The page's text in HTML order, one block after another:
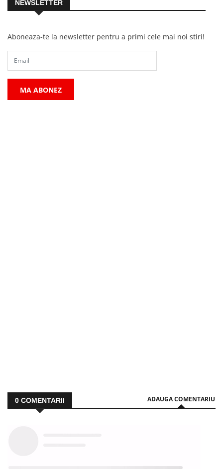
NEWSLETTER
Aboneaza-te la newsletter pentru a primi cele mai noi stiri!
MA ABONEZ
0 COMENTARII ADAUGA COMENTARIU